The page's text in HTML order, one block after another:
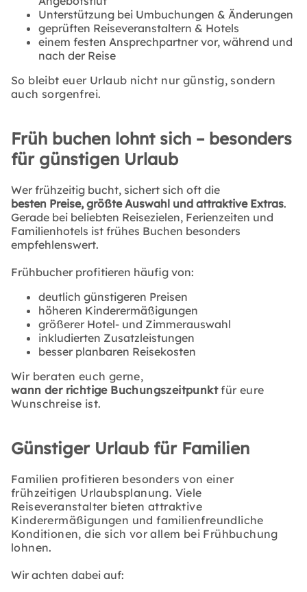
Unterstützung bei Umbuchungen & Änderungen
geprüften Reiseveranstaltern & Hotels
einem festen Ansprechpartner vor, während und
nach der Reise
So bleibt euer Urlaub nicht nur günstig, sondern
auch sorgenfrei.
Früh buchen lohnt sich – besonders
für günstigen Urlaub
Wer frühzeitig bucht, sichert sich oft die
besten Preise, größte Auswahl und attraktive Extras.
Gerade bei beliebten Reisezielen, Ferienzeiten und
Familienhotels ist frühes Buchen besonders
empfehlenswert.
Frühbucher profitieren häufig von:
deutlich günstigeren Preisen
höheren Kinderermäßigungen
größerer Hotel- und Zimmerauswahl
inkludierten Zusatzleistungen
besser planbaren Reisekosten
Wir beraten euch gerne,
wann der richtige Buchungszeitpunktfür eure
Wunschreise ist.
Günstiger Urlaub für Familien
Familien profitieren besonders von einer
frühzeitigen Urlaubsplanung. Viele
Reiseveranstalter bieten attraktive
Kinderermäßigungen und familienfreundliche
Konditionen, die sich vor allem bei Frühbuchung
lohnen.
Wir achten dabei auf: